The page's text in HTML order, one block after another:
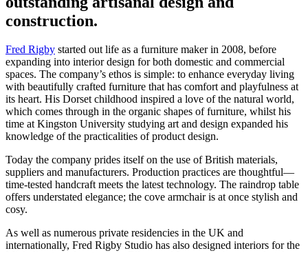
construction.
Fred Rigby started out life as a furniture maker in 2008, before
expanding into interior design for both domestic and commercial
spaces. The company’s ethos is simple: to enhance everyday living
with beautifully crafted furniture that has comfort and playfulness at
its heart. His Dorset childhood inspired a love of the natural world,
which comes through in the organic shapes of furniture, whilst his
time at Kingston University studying art and design expanded his
knowledge of the practicalities of product design.
Today the company prides itself on the use of British materials,
suppliers and manufacturers. Production practices are thoughtful—
time-tested handcraft meets the latest technology. The raindrop table
offers understated elegance; the cove armchair is at once stylish and
cosy.
As well as numerous private residencies in the UK and
internationally, Fred Rigby Studio has also designed interiors for the